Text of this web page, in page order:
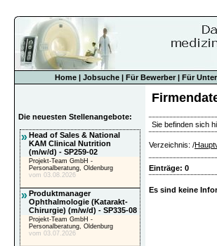
Home| Jobsuche| Für Bewerber| Für
Die neuesten Stellenangebote:
»Head of Sales & National
KAM Clinical Nutrition
(m/w/d) - SP259-02
Projekt-Team GmbH -
Personalberatung, Oldenburg
vom 03.08.2026
»Produktmanager
Ophthalmologie (Katarakt-
Chirurgie) (m/w/d) - SP335-08
Projekt-Team GmbH -
Personalberatung, Oldenburg
vom 03.07.2026
Sie befinden sich
Verzeichnis: /
Einträge: 0
Es sind keine